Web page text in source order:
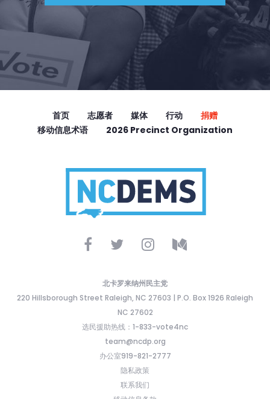
首页 志愿者 媒体 行动
捐赠
移动信息术语
2026 Precinct Organization
北卡罗来纳州民主党
220 Hillsborough Street Raleigh, NC 27603 | P.O. Box 1926 Raleigh
NC 27602
选民援助热线：1-833-vote4nc
team@ncdp.org
办公室919-821-2777
隐私政策
联系我们